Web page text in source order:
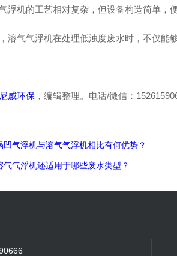
浮机的工艺相对复杂，但设备构造简单，
溶气气浮机在处理低浊度废水时，不仅能
威环保 ，编辑整理。电话/微信：
凹气浮机与溶气气浮机相比有何优势？
气气浮机还适用于哪些废水类型？